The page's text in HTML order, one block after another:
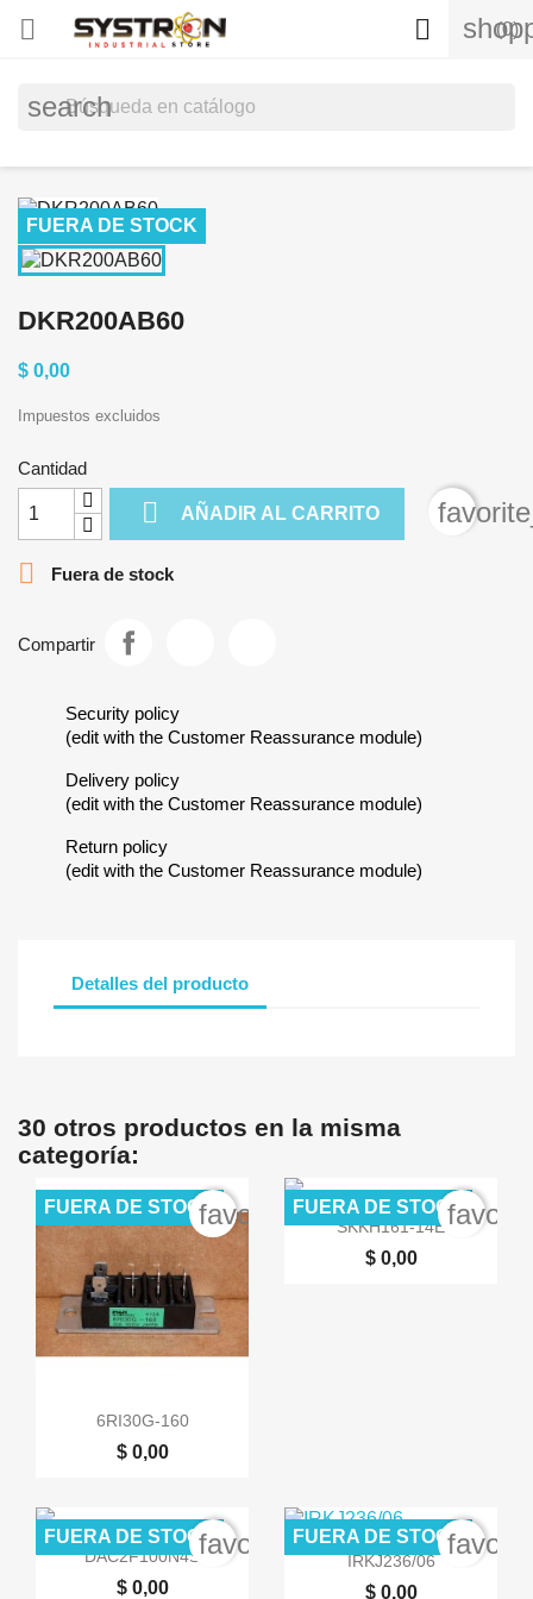
 (0)

search
FUERA DE STOCK
DKR200AB60
$ 0,00
Impuestos excluidos
Cantidad
 AÑADIR AL CARRITO

Fuera de stock
Compartir
Security policy
(edit with the Customer Reassurance module)
Delivery policy
(edit with the Customer Reassurance module)
Return policy
(edit with the Customer Reassurance module)
Detalles del producto
30 otros productos en la misma
categoría:
 Vista rápida
6RI30G-160
$ 0,00
FUERA DE STOCKfavorite_border
 Vista rápida
SKKH161-14E
$ 0,00
FUERA DE STOCK
 Vista rápida
DAC2F100N4S
$ 0,00
FUERA DE STOCKfavorite_border
 Vista rápida
IRKJ236/06
$ 0,00
FUERA DE STOCK